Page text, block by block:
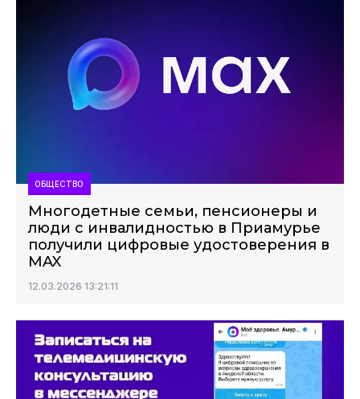
ОБЩЕСТВО
Многодетные семьи, пенсионеры и
люди с инвалидностью в Приамурье
получили цифровые удостоверения в
MAX
12.03.2026 13:21:11